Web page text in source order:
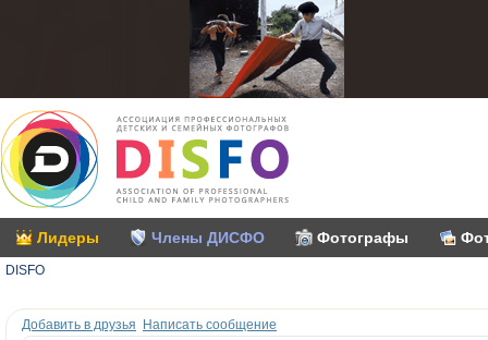
Лидеры Члены ДИСФО Фотографы
DISFO
Добавить в друзья Написать сообщение